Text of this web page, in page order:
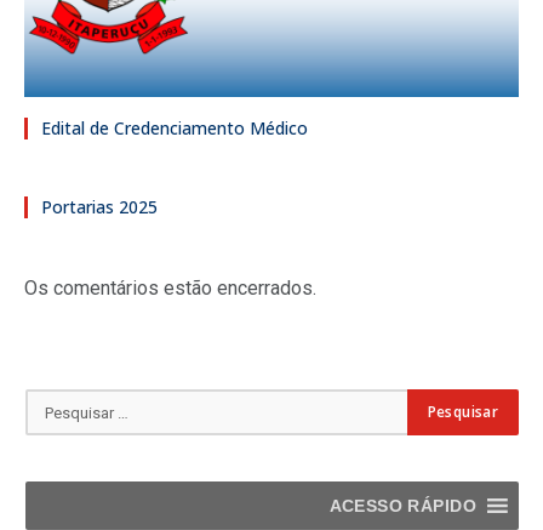
Edital de Credenciamento Médico
Portarias 2025
Os comentários estão encerrados.
ACESSO RÁPIDO